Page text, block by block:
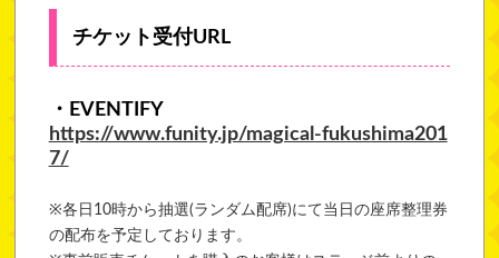
チケット受付URL
・EVENTIFY
https://www.funity.jp/magical-fukushima201
7/
※各日10時から抽選(ランダム配席)にて当日の座席整理券
の配布を予定しております。